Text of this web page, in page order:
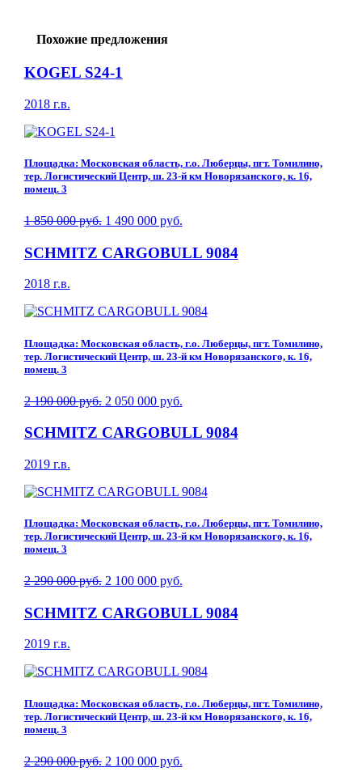
Похожие предложения
KOGEL S24-1
2018 г.в.
Площадка: Московская область, г.о. Люберцы, пгт. Томилино,
тер. Логистический Центр, ш. 23-й км Новорязанского, к. 16,
помещ. 3
1 850 000 руб. 1 490 000 руб.
SCHMITZ CARGOBULL 9084
2018 г.в.
Площадка: Московская область, г.о. Люберцы, пгт. Томилино,
тер. Логистический Центр, ш. 23-й км Новорязанского, к. 16,
помещ. 3
2 190 000 руб. 2 050 000 руб.
SCHMITZ CARGOBULL 9084
2019 г.в.
Площадка: Московская область, г.о. Люберцы, пгт. Томилино,
тер. Логистический Центр, ш. 23-й км Новорязанского, к. 16,
помещ. 3
2 290 000 руб. 2 100 000 руб.
SCHMITZ CARGOBULL 9084
2019 г.в.
Площадка: Московская область, г.о. Люберцы, пгт. Томилино,
тер. Логистический Центр, ш. 23-й км Новорязанского, к. 16,
помещ. 3
2 290 000 руб. 2 100 000 руб.